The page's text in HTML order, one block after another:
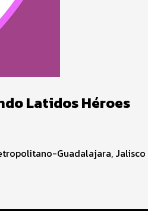
Latidos Héroes
Guadalajara, Jalisco